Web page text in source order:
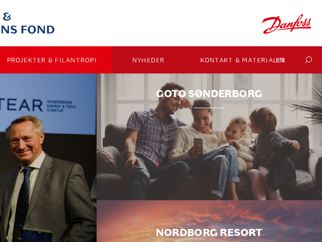
PROJEKTER & FILANTROPI NYHEDER KONTAKT & MATERIALER
EN
GOTO SØNDERBORG
NORDBORG RESORT